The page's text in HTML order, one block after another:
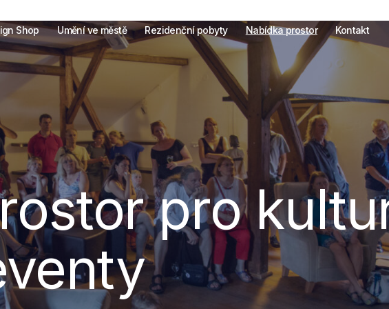
Shop Umění ve městě Rezidenční pobyty Nabídka prostor Kontakt
pro